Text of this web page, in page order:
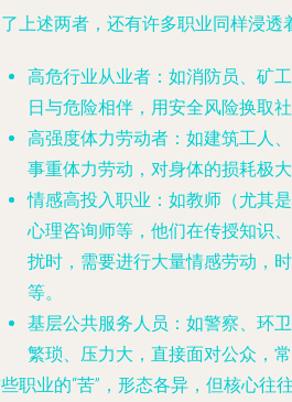
上述两者，还有许多职业同样浸透
高危行业从业者 ：如消防员、矿
日与危险相伴，用安全风险换取社
高强度体力劳动者 ：如建筑工人
事重体力劳动，对身体的损耗极大
情感高投入职业 ：如教师（尤其
心理咨询师等，他们在传授知识
扰时，需要进行大量情感劳动，
等。
基层公共服务人员 ：如警察、环
繁琐、压力大，直接面对公众，
职业的“苦”，形态各异，但核心往